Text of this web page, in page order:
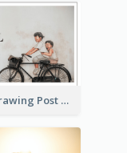
Local Drawing Post Card